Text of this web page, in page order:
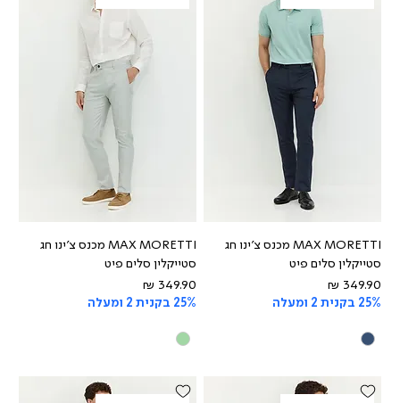
MAX MORETTI מכנס צ'ינו חג
סטייקלין סלים פיט
מחיר
25% בקנית 2 ומעלה
MAX MORETTI מכנס צ'ינו חג
סטייקלין סלים פיט
מחיר
25% בקנית 2 ומעלה